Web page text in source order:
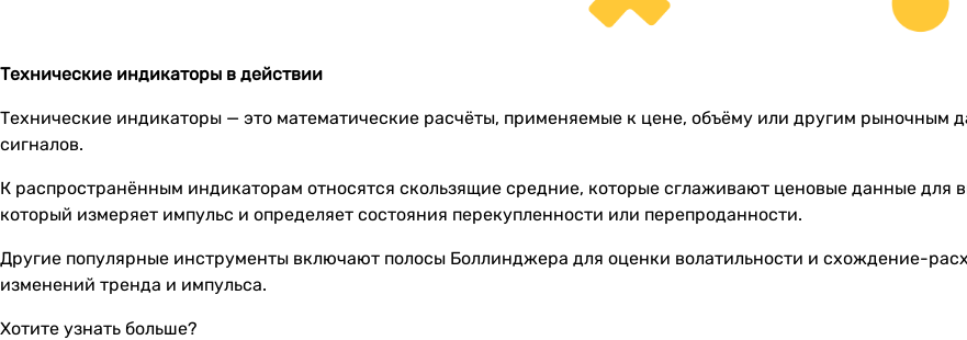
Технические индикаторы в действии
Технические индикаторы — это математические расчёты, применяемые к цене, объёму или другим рыночным
сигналов.
К распространённым индикаторам относятся скользящие средние, которые сглаживают ценовые данные для
который измеряет импульс и определяет состояния перекупленности или перепроданности.
Другие популярные инструменты включают полосы Боллинджера для оценки волатильности и схождение-
изменений тренда и импульса.
Хотите узнать больше?